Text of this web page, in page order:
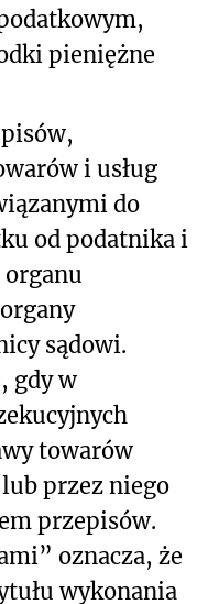
pieniężne
i usług
do
od podatnika i
organu
sądowi.
gdy w
towarów
przez niego
przepisów.
oznacza, że
wykonania